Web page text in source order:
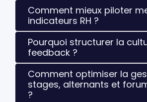
Comment mieux piloter
indicateurs RH ?
Pourquoi structurer la
feedback ?
Comment optimiser la
stages, alternants et
?